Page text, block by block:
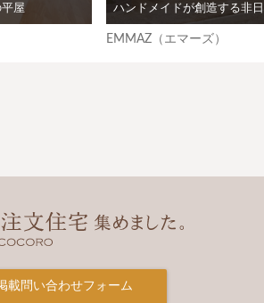
屋
ハンドメイドが創造する非
EMMAZ（エマーズ）
載問い合わせフォーム